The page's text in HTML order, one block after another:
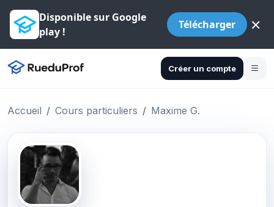
Disponible sur Google
play !
Télécharger ×
Créer un compte
Accueil Cours particuliers Maxime G.